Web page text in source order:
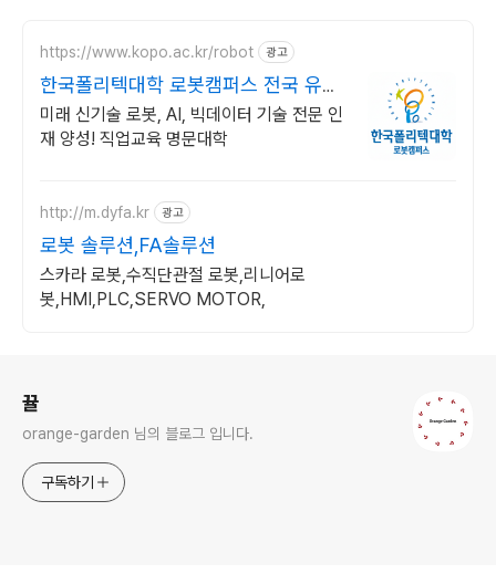
https://www.kopo.ac.kr/robot 광고
한국폴리텍대학 로봇캠퍼스 전국 유일
의 로봇특성화 대학
미래 신기술 로봇, AI, 빅데이터 기술 전문 인
재 양성! 직업교육 명문대학
http://m.dyfa.kr 광고
로봇 솔루션,FA솔루션
스카라 로봇,수직단관절 로봇,리니어로
봇,HMI,PLC,SERVO MOTOR,
뀰
orange-garden 님의 블로그 입니다.
구독하기